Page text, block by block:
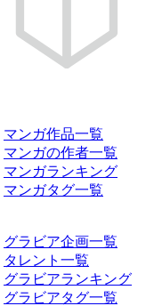
マンガ作品一覧
マンガの作者一覧
マンガランキング
マンガタグ一覧
グラビア企画一覧
タレント一覧
グラビアランキング
グラビアタグ一覧